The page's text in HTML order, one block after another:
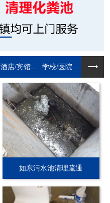
酒店/宾馆... 学校/医院...
如东污水池清理疏通